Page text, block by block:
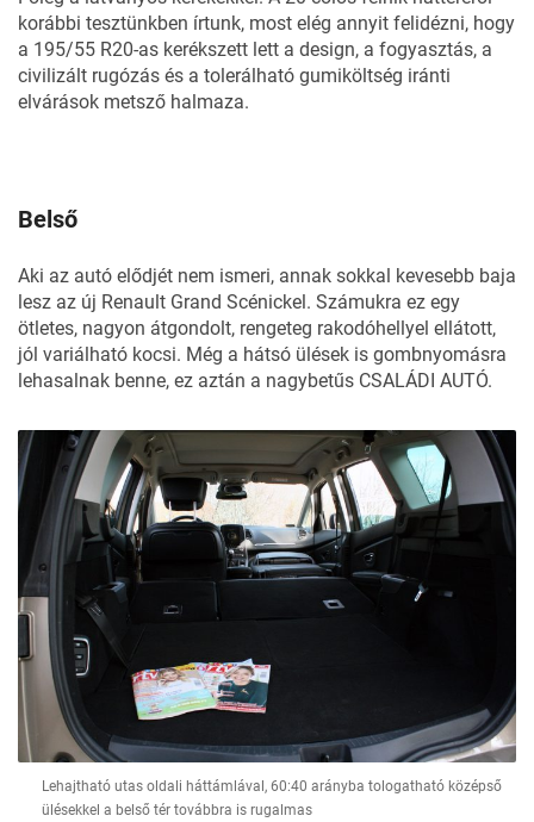
korábbi tesztünkben írtunk, most elég annyit felidézni, hogy
a 195/55 R20-as kerékszett lett a design, a fogyasztás, a
civilizált rugózás és a tolerálható gumiköltség iránti
elvárások metsző halmaza.
Belső
Aki az autó elődjét nem ismeri, annak sokkal kevesebb baja
lesz az új Renault Grand Scénickel. Számukra ez egy
ötletes, nagyon átgondolt, rengeteg rakodóhellyel ellátott,
jól variálható kocsi. Még a hátsó ülések is gombnyomásra
lehasalnak benne, ez aztán a nagybetűs CSALÁDI AUTÓ.
Lehajtható utas oldali háttámlával, 60:40 arányba tologatható középső
ülésekkel a belső tér továbbra is rugalmas